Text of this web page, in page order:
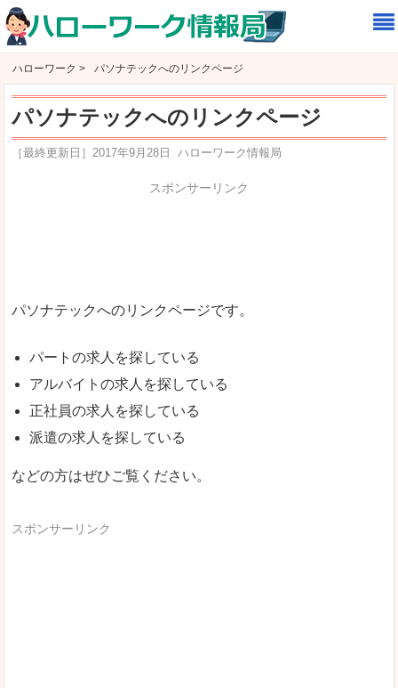
ハローワーク > パソナテックへのリンクページ
パソナテックへのリンクページ
［最終更新日］ 2017年9月28日 ハローワーク情報局
スポンサーリンク
パソナテックへのリンクページです。
パートの求人を探している
アルバイトの求人を探している
正社員の求人を探している
派遣の求人を探している
などの方はぜひご覧ください。
スポンサーリンク